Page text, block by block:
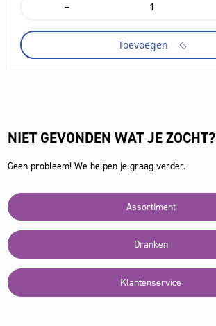
pet
liter
aantal
Toevoegen
NIET GEVONDEN WAT JE ZOCHT?
Geen probleem! We helpen je graag verder.
Assortiment
Dranken
Klantenservice